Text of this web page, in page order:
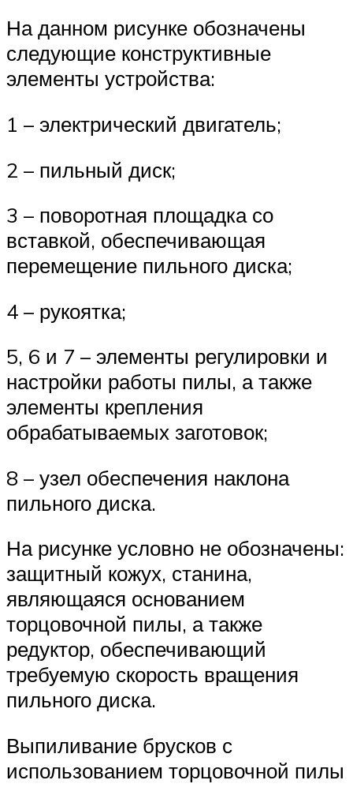
На данном рисунке обозначены
следующие конструктивные
элементы устройства:
1 – электрический двигатель;
2 – пильный диск;
3 – поворотная площадка со
вставкой, обеспечивающая
перемещение пильного диска;
4 – рукоятка;
5, 6 и 7 – элементы регулировки и
настройки работы пилы, а также
элементы крепления
обрабатываемых заготовок;
8 – узел обеспечения наклона
пильного диска.
На рисунке условно не обозначены:
защитный кожух, станина,
являющаяся основанием
торцовочной пилы, а также
редуктор, обеспечивающий
требуемую скорость вращения
пильного диска.
Выпиливание брусков с
использованием торцовочной пилы